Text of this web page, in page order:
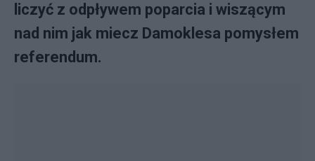
liczyć z odpływem poparcia i wiszącym
nad nim jak miecz Damoklesa pomysłem
referendum.